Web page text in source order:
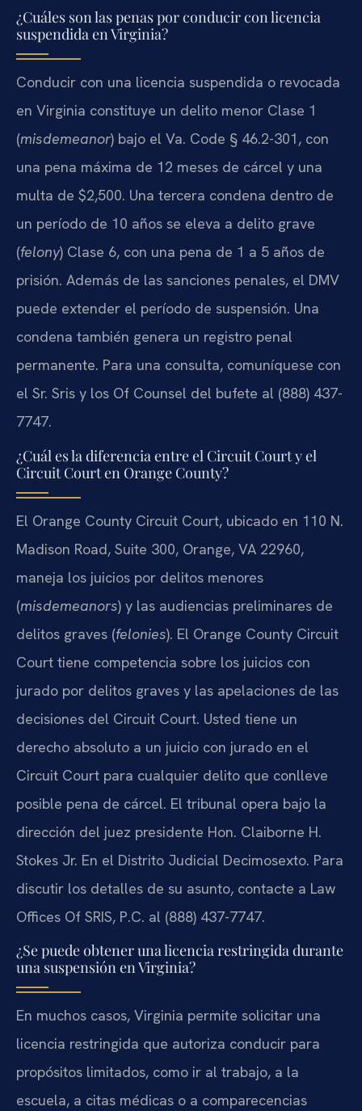
¿Cuáles son las penas por conducir con licencia
suspendida en Virginia?
Conducir con una licencia suspendida o revocada
en Virginia constituye un delito menor Clase 1
(misdemeanor) bajo el Va. Code § 46.2-301, con
una pena máxima de 12 meses de cárcel y una
multa de $2,500. Una tercera condena dentro de
un período de 10 años se eleva a delito grave
(felony) Clase 6, con una pena de 1 a 5 años de
prisión. Además de las sanciones penales, el DMV
puede extender el período de suspensión. Una
condena también genera un registro penal
permanente. Para una consulta, comuníquese con
el Sr. Sris y los Of Counsel del bufete al (888) 437-
7747.
¿Cuál es la diferencia entre el Circuit Court y el
Circuit Court en Orange County?
El Orange County Circuit Court, ubicado en 110 N.
Madison Road, Suite 300, Orange, VA 22960,
maneja los juicios por delitos menores
(misdemeanors) y las audiencias preliminares de
delitos graves (felonies). El Orange County Circuit
Court tiene competencia sobre los juicios con
jurado por delitos graves y las apelaciones de las
decisiones del Circuit Court. Usted tiene un
derecho absoluto a un juicio con jurado en el
Circuit Court para cualquier delito que conlleve
posible pena de cárcel. El tribunal opera bajo la
dirección del juez presidente Hon. Claiborne H.
Stokes Jr. En el Distrito Judicial Decimosexto. Para
discutir los detalles de su asunto, contacte a Law
Offices Of SRIS, P.C. al (888) 437-7747.
¿Se puede obtener una licencia restringida durante
una suspensión en Virginia?
En muchos casos, Virginia permite solicitar una
licencia restringida que autoriza conducir para
propósitos limitados, como ir al trabajo, a la
escuela, a citas médicas o a comparecencias